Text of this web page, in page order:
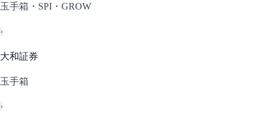
玉手箱・SPI・GROW
›
大和証券
玉手箱
›